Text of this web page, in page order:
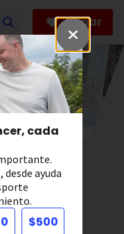
cada
ayuda
$500
Donar